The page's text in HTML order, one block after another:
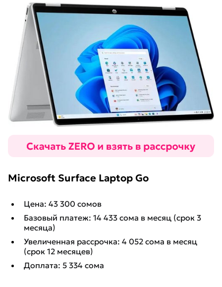
Microsoft Surface Laptop Go
Цена: 43 300 сомов
Базовый платеж: 14 433 сома в месяц (срок 3
месяца)
Увеличенная рассрочка: 4 052 сома в месяц
(срок 12 месяцев)
Доплата: 5 334 сома